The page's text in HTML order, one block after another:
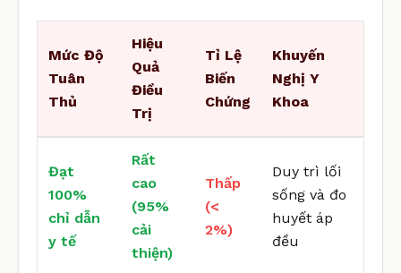
Mức Độ
Tuân
Thủ
Hiệu
Quả
Điều
Trị
Tỉ Lệ
Biến
Chứng
Khuyến
Nghị Y
Khoa
Đạt
100%
chỉ dẫn
y tế
Rất
cao
(95%
cải
thiện)
Thấp
(<
2%)
Duy trì lối
sống và đo
huyết áp
đều